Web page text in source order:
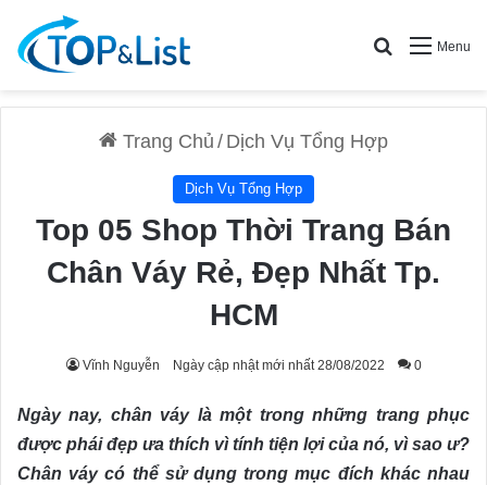
Menu
Search for
Trang Chủ / Dịch Vụ Tổng Hợp
Dịch Vụ Tổng Hợp
Top 05 Shop Thời Trang Bán
Chân Váy Rẻ, Đẹp Nhất Tp.
HCM
Vĩnh Nguyễn Ngày cập nhật mới nhất 28/08/2022 0
Ngày nay, chân váy là một trong những trang phục
được phái đẹp ưa thích vì tính tiện lợi của nó, vì sao ư?
Chân váy có thể sử dụng trong mục đích khác nhau